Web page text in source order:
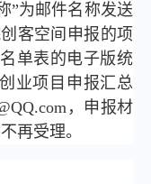
”为邮件名称发送
创客空间申报的项
单表的电子版统
业项目申报汇总
，申报材
再受理。